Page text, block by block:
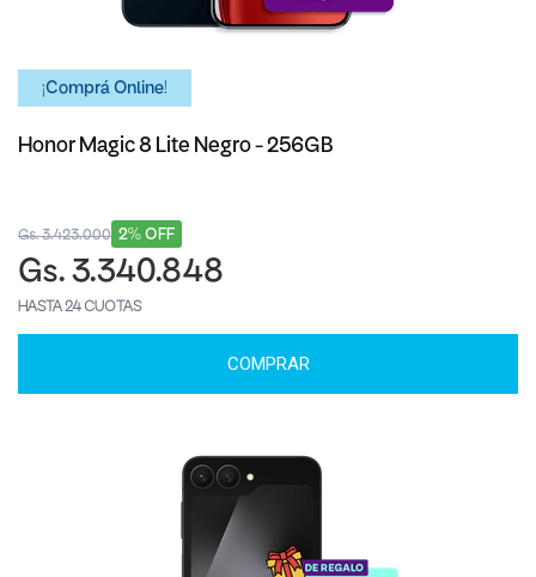
¡Comprá Online!
Honor Magic 8 Lite Negro - 256GB
2% OFF
Gs. 3.423.000
Gs. 3.340.848
HASTA 24 CUOTAS
COMPRAR